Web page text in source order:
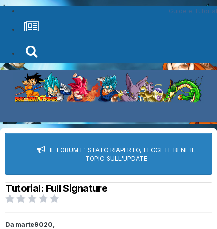
Guide e Tutorial
IL FORUM E' STATO RIAPERTO, LEGGETE BENE IL
TOPIC SULL'UPDATE
Tutorial: Full Signature
Da marte9020,